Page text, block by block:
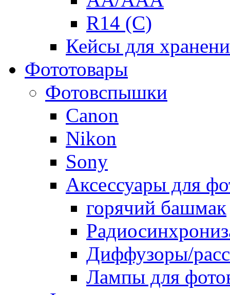
R14 (C)
Кейсы для
Фототовары
Фотовспышки
Canon
Nikon
Sony
Аксессуары для
горячий башмак
Диффузоры/
Лампы для